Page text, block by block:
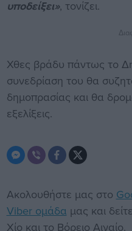
υποδείξει», τονίζει.
Χθες βράδυ πάντως το
συνεδρίαση του θα
δημοπρασίας και θα
εξελίξεις.
Ακολουθήστε μας στο
Viber ομάδα μας και
Χίο και το Βόρειο Αιγαίο.